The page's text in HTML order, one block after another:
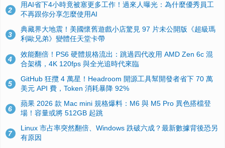
2
用AI省下4小時竟被塞更多工作！過來人曝光：為什麼優秀員工
不再跟你分享怎麼使用AI
3
典藏界大地震！美國懷舊遊戲小店驚見 97 片未公開版《超級瑪
利歐兄弟》變體任天堂卡帶
4
效能翻倍！PS6 硬體規格流出：跳過四代改用 AMD Zen 6c 混
合架構，4K 120fps 與全光追時代來臨
5
GitHub 狂攬 4 萬星！Headroom 開源工具幫開發者省下 70 萬
美元 API 費，Token 消耗暴降 92%
6
蘋果 2026 款 Mac mini 規格爆料：M6 與 M5 Pro 異色搭檔登
場！容量或將 512GB 起跳
7
Linux 市占率突然翻倍、Windows 跌破六成？最新數據背後恐另
有原因